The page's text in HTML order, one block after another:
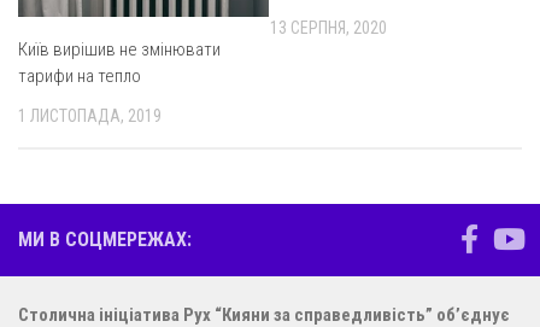
Київ вирішив не змінювати
тарифи на тепло
1 ЛИСТОПАДА, 2019
13 СЕРПНЯ, 2020
МИ В СОЦМЕРЕЖАХ:
Столична ініціатива Рух “Кияни за справедливість” об’єднує